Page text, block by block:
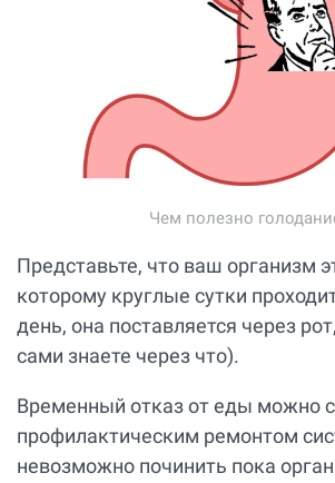
Чем полезно
Представьте, что ваш организм
которому круглые сутки
день, она поставляется через
сами знаете через что).
Временный отказ от еды можно
профилактическим ремонтом
невозможно починить пока